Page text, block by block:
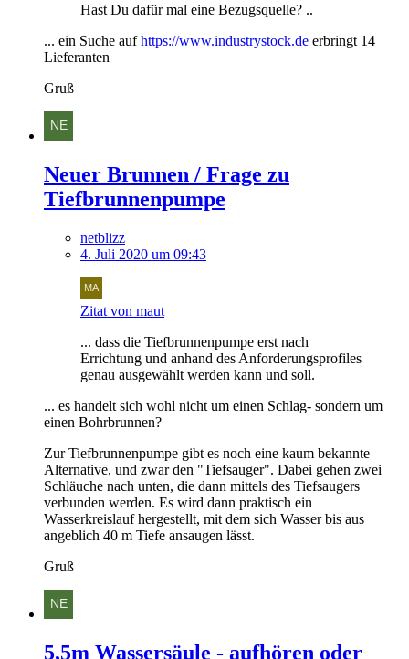
Hast Du dafür mal eine Bezugsquelle? ..
... ein Suche aufhttps://www.industrystock.de erbringt 14
Lieferanten
Gruß
Neuer Brunnen / Frage zu
Tiefbrunnenpumpe
netblizz
4. Juli 2020 um 09:43
Zitat von maut
... dass die Tiefbrunnenpumpe erst nach
Errichtung und anhand des Anforderungsprofiles
genau ausgewählt werden kann und soll.
... es handelt sich wohl nicht um einen Schlag- sondern um
einen Bohrbrunnen?
Zur Tiefbrunnenpumpe gibt es noch eine kaum bekannte
Alternative, und zwar den "Tiefsauger". Dabei gehen zwei
Schläuche nach unten, die dann mittels des Tiefsaugers
verbunden werden. Es wird dann praktisch ein
Wasserkreislauf hergestellt, mit dem sich Wasser bis aus
angeblich 40 m Tiefe ansaugen lässt.
Gruß
5,5m Wassersäule - aufhören oder